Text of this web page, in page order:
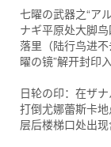
七曜の武器之“ア
ナギ平原处大脚
落里（陆行鸟进
曜の镜”解开封印入
日轮の印：在ザ
打倒尤娜蕾斯卡
层后楼梯口处出现